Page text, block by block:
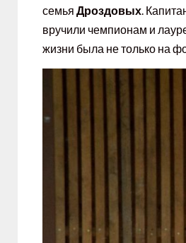
семья Дроздовых.
вручили чемпионам и
жизни была не только на